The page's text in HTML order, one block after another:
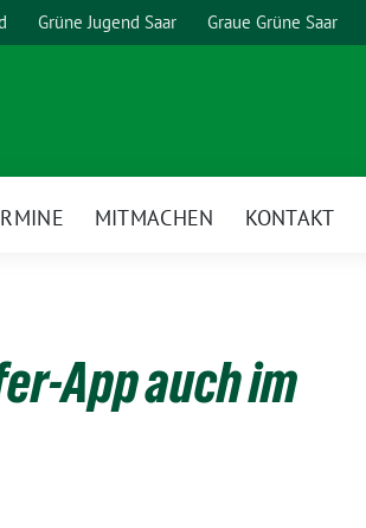
Grüne Jugend Saar Graue Grüne Saar
MITMACHEN KONTAKT
App auch im